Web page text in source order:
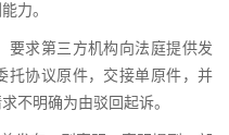
力。
要求第三方机构向法庭提供发
托协议原件，交接单原件，并
不明确为由驳回起诉。